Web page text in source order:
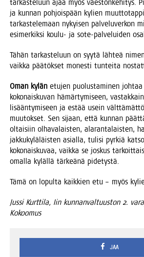
tar­kas­te­luun ajaa myös väes­tön­ke­hi­tys.
ja kun­nan poh­jois­pään kylien
tar­kas­te­le­maan nykyi­sen pal­ve­lu­ver­kon
esi­mer­kik­si kou­lu- ja sote-pal­ve­lui­den
Tähän tar­kas­te­luun on syy­tä läh­teä
vaik­ka pää­tök­set mones­ti tun­tei­ta
Oman kylän etu­jen puo­lus­ta­mi­nen
koko­nais­ku­van hämär­ty­mi­seen,
lisään­ty­mi­seen ja estää usein
muu­tok­set. Sen sijaan, että kun­nan
oltai­siin olha­va­lais­ten, ala­ran­ta­lais­ten,
jak­ku­ky­lä­läis­ten asial­la, tuli­si pyr­kiä
koko­nais­ku­vaa, vaik­ka se jos­kus
omal­la kyläl­lä tär­keä­nä pidetystä.
Tämä on lopul­ta kaik­kien etu – myös
Jus­si Kurt­ti­la, Iin kun­nan­val­tuus­ton 2.
Kokoomus
JAA